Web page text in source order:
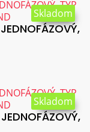
Skladom
Skladom